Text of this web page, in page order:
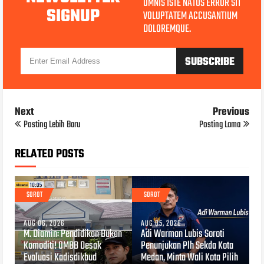
SIGNUP VOLUPTATEM ACCUSANTIUM
DOLOREMQUE.
Next
Posting Lebih Baru
Previous
Posting Lama
RELATED POSTS
SOROT
AUG 06, 2026
M. Diamin: Pendidikan Bukan
Komoditi! OMBB Desak
Evaluasi Kadisdikbud
SOROT
AUG 05, 2026
Adi Warman Lubis Soroti
Penunjukan Plh Sekda Kota
Medan, Minta Wali Kota Pilih